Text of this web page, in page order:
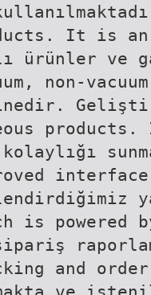
It is an
ürünler ve
non-
kolaylığı
is
and